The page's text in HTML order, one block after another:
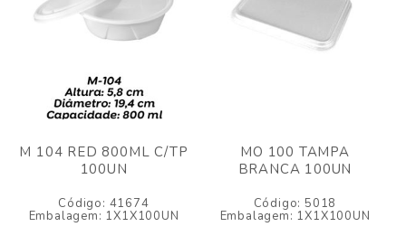
M 104 RED 800ML C/TP
100UN
Código: 41674
Embalagem: 1X1X100UN
MO 100 TAMPA
BRANCA 100UN
Código: 5018
Embalagem: 1X1X100UN